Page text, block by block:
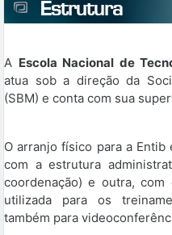
A Escola Nacional de
atua sob a direção da
(SBM) e conta com sua
O arranjo físico para a
com a estrutura
coordenação) e outra, com
utilizada para os
também para